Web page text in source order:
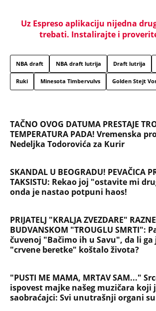
Uz Espreso aplikaciju nijedna
trebati. Instalirajte i
NBA draft NBA draft lutrija Draft lutrija
Ruki Minesota Timbervulvs Golden Stejt
TAČNO OVOG DATUMA PRESTAJE
TEMPERATURA PADA! Vremenska
Nedeljka Todorovića za Kurir
SKANDAL U BEOGRADU! PEVAČICA
TAKSISTU: Rekao joj "ostavite mi
onda je nastao potpuni haos!
PRIJATELJ "KRALJA ZVEZDARE"
BUDVANSKOM "TROUGLU SMRTI":
čuvenoj "Bačimo ih u Savu", da li
"crvene beretke" koštalo života?
"PUSTI ME MAMA, MRTAV SAM..."
ispovest majke našeg muzičara koji
saobraćajci: Svi unutrašnji organi